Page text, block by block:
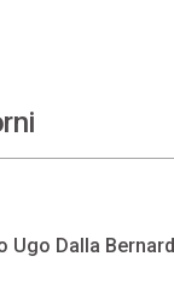
Ugo Dalla